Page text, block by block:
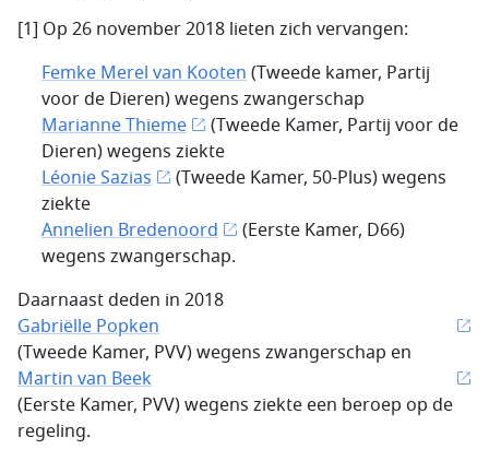
[1] Op 26 november 2018 lieten zich vervangen:
Femke Merel van Kooten(Tweede kamer, Partij
voor de Dieren) wegens zwangerschap
Marianne Thieme
(Tweede Kamer, Partij voor de
Dieren) wegens ziekte
Léonie Sazias
(Tweede Kamer, 50-Plus) wegens
ziekte
Annelien Bredenoord
(Eerste Kamer, D66)
wegens zwangerschap.
Daarnaast deden in 2018
Gabriëlle Popken
(Tweede Kamer, PVV) wegens zwangerschap en
Martin van Beek
(Eerste Kamer, PVV) wegens ziekte een beroep op de
regeling.